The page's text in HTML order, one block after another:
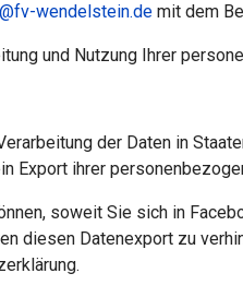
wendelstein.de mit dem
und Nutzung Ihrer
der Daten in
Export ihrer
soweit Sie sich in
diesen Datenexport zu